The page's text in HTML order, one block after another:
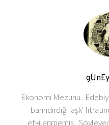
Ekonomi Mezunu..
barındırdığı 'aşk'
etkilenmemiş..